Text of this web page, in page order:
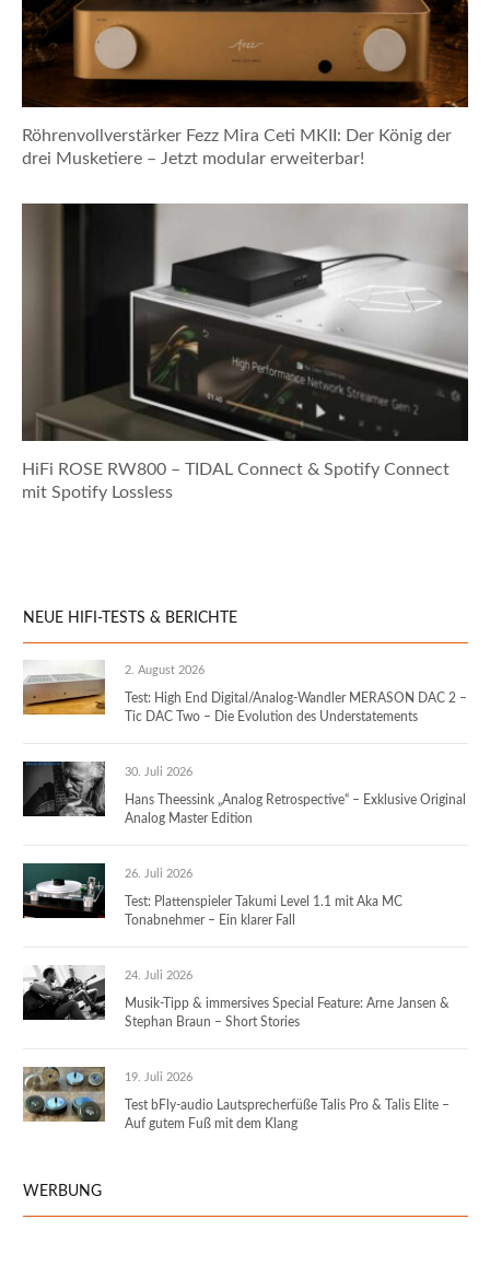
Röhrenvollverstärker Fezz Mira Ceti MKII: Der König der
drei Musketiere – Jetzt modular erweiterbar!
HiFi ROSE RW800 – TIDAL Connect & Spotify Connect
mit Spotify Lossless
NEUE HIFI-TESTS & BERICHTE
2. August 2026
Test: High End Digital/Analog-Wandler MERASON DAC 2 –
Tic DAC Two – Die Evolution des Understatements
30. Juli 2026
Hans Theessink „Analog Retrospective“ – Exklusive Original
Analog Master Edition
26. Juli 2026
Test: Plattenspieler Takumi Level 1.1 mit Aka MC
Tonabnehmer – Ein klarer Fall
24. Juli 2026
Musik-Tipp & immersives Special Feature: Arne Jansen &
Stephan Braun – Short Stories
19. Juli 2026
Test bFly-audio Lautsprecherfüße Talis Pro & Talis Elite –
Auf gutem Fuß mit dem Klang
WERBUNG